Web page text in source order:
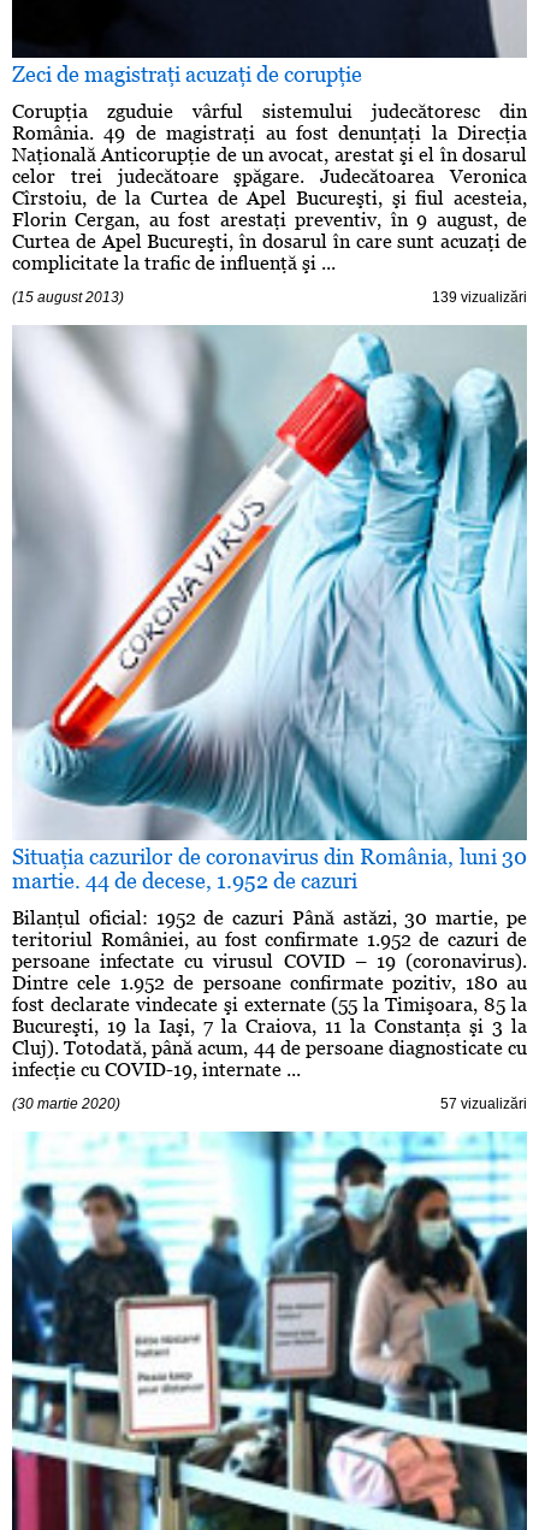
Zeci de magistraţi acuzaţi de corupţie
Corupţia zguduie vârful sistemului judecătoresc din
România. 49 de magistraţi au fost denunţaţi la Direcţia
Naţională Anticorupţie de un avocat, arestat şi el în dosarul
celor trei judecătoare şpăgare. Judecătoarea Veronica
Cîrstoiu, de la Curtea de Apel Bucureşti, şi fiul acesteia,
Florin Cergan, au fost arestaţi preventiv, în 9 august, de
Curtea de Apel Bucureşti, în dosarul în care sunt acuzaţi de
complicitate la trafic de influenţă şi ...
(15 august 2013) 139 vizualizări
Situaţia cazurilor de coronavirus din România, luni 30
martie. 44 de decese, 1.952 de cazuri
Bilanţul oficial: 1952 de cazuri Până astăzi, 30 martie, pe
teritoriul României, au fost confirmate 1.952 de cazuri de
persoane infectate cu virusul COVID – 19 (coronavirus).
Dintre cele 1.952 de persoane confirmate pozitiv, 180 au
fost declarate vindecate şi externate (55 la Timişoara, 85 la
Bucureşti, 19 la Iaşi, 7 la Craiova, 11 la Constanţa şi 3 la
Cluj). Totodată, până acum, 44 de persoane diagnosticate cu
infecţie cu COVID-19, internate ...
(30 martie 2020) 57 vizualizări